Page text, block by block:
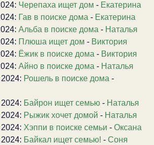
Черепаха ищет дом - Екатерина
Гав в поиске дома - Екатерина
Альба в поиске дома - Наталья
Плюша ищет дом - Виктория
Ёжик в поиске дома - Виктория
Айно в поиске дома - Наталья
Рошель в поиске дома -
Байрон ищет семью - Наталья
Рыжик хочет домой - Наталья
Хэппи в поиске семьи - Оксана
Байкал ищет семью! - Соня